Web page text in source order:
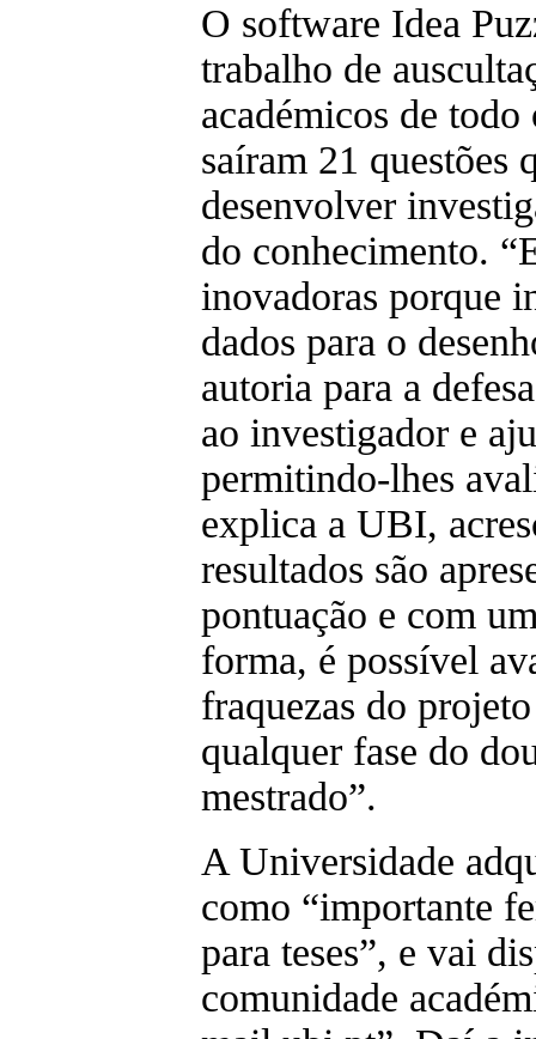
O software Idea
trabalho de
académicos de
saíram 21 questões
desenvolver
do conhecimento.
inovadoras porque
dados para o
autoria para a
ao investigador e
permitindo-lhes
explica a UBI,
resultados são
pontuação e com
forma, é possível
fraquezas do
qualquer fase do
mestrado”.
A Universidade
como “importante
para teses”, e vai
comunidade